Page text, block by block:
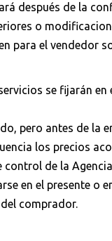
después de la
o
para el vendedor
se fijarán
pero antes de
los precios
control de la
en el presente
comprador.